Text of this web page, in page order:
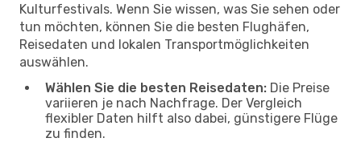
Kulturfestivals. Wenn Sie wissen, was Sie sehen oder
tun möchten, können Sie die besten Flughäfen,
Reisedaten und lokalen Transportmöglichkeiten
auswählen.
Wählen Sie die besten Reisedaten: Die Preise
variieren je nach Nachfrage. Der Vergleich
flexibler Daten hilft also dabei, günstigere Flüge
zu finden.